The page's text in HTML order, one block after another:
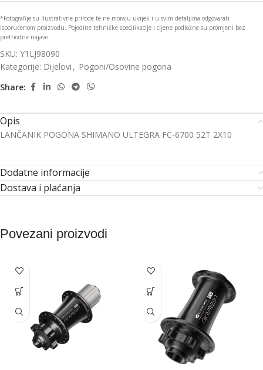
*Fotografije su ilustrativne prirode te ne moraju uvijek i u svim detaljima odgovarati
isporučenom proizvodu. Pojedine tehničke specifikacije i cijene podložne su promjeni bez
prethodne najave.
SKU: Y1LJ98090
Kategorije: Dijelovi , Pogoni/Osovine pogona
Share:
Opis
LANČANIK POGONA SHIMANO ULTEGRA FC-6700 52T 2X10
Dodatne informacije
Dostava i plaćanja
Povezani proizvodi